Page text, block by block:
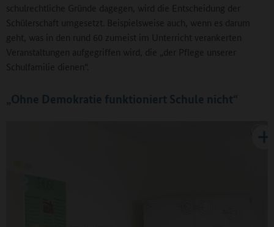
schulrechtliche Gründe dagegen, wird die Entscheidung der
Schülerschaft umgesetzt. Beispielsweise auch, wenn es darum
geht, was in den rund 60 zumeist im Unterricht verankerten
Veranstaltungen aufgegriffen wird, die „der Pflege unserer
Schulfamilie dienen“.
„Ohne Demokratie funktioniert Schule nicht“